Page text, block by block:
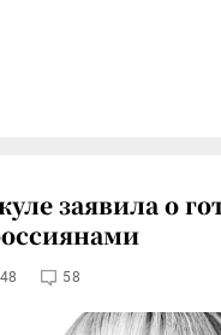
заявила о
58